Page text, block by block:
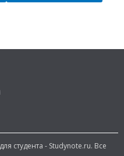
студента - Studynote.ru. Все